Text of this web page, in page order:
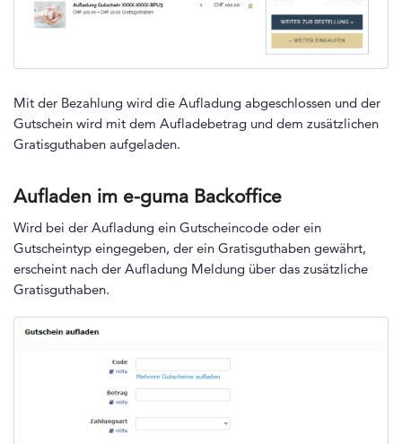
Mit der Bezahlung wird die Aufladung abgeschlossen und der
Gutschein wird mit dem Aufladebetrag und dem zusätzlichen
Gratisguthaben aufgeladen.
Aufladen im e-guma Backoffice
Wird bei der Aufladung ein Gutscheincode oder ein
Gutscheintyp eingegeben, der ein Gratisguthaben gewährt,
erscheint nach der Aufladung Meldung über das zusätzliche
Gratisguthaben.